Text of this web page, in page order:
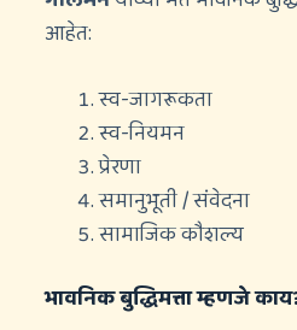
आहेत:
स्व-जागरूकता
स्व-नियमन
प्रेरणा
समानुभूती / संवेदना
सामाजिक कौशल्य
भावनिक बुद्धिमत्ता म्हणजे